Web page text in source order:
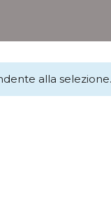
alla selezione.